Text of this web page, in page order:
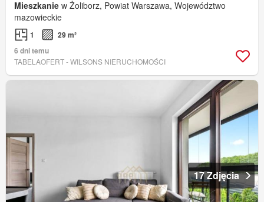
Mieszkanie w Żoliborz, Powiat Warszawa, Województwo
mazowieckie
1
29 m²
6 dni temu
TABELAOFERT - WILSONS NIERUCHOMOŚCI
17 Zdjęcia